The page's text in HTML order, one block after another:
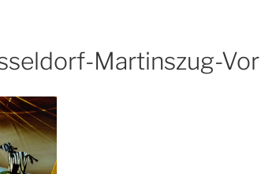
Martinszug-